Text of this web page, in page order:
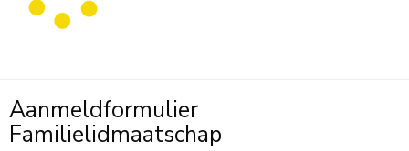
Aanmeldformulier
Familielidmaatschap